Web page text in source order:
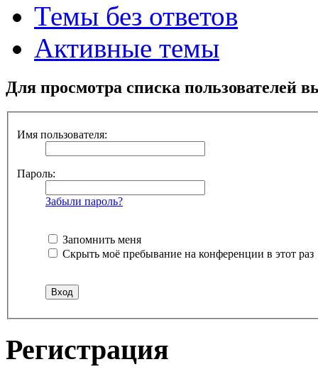
Темы без ответов
Активные темы
Для просмотра списка пользователей
Имя пользователя:
Пароль:
Забыли пароль?
Запомнить меня
Скрыть моё пребывание на конференции в этот раз
Регистрация